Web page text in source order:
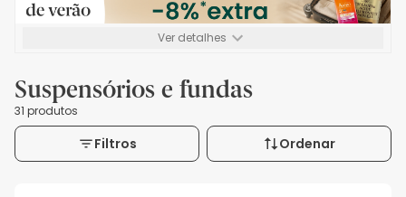
Ver detalhes
Suspensórios e fundas
31 produtos
Filtros Ordenar